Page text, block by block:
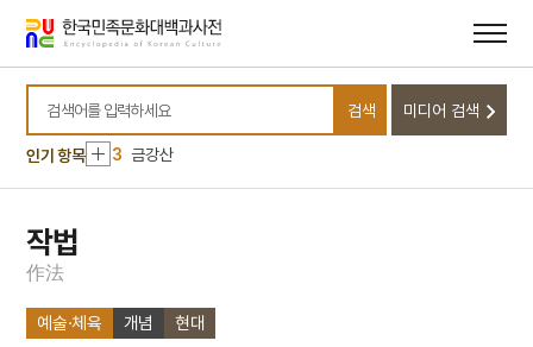
바로가기
바로가기
검색어를 입력하세요
검색 미디어 검색
인기 항목
10 일제강점기
1 금성대군
2 효감천
3 금강산
4 북조선임시인민위원회
송하인물도
작법
作法
예술·체육 개념 현대